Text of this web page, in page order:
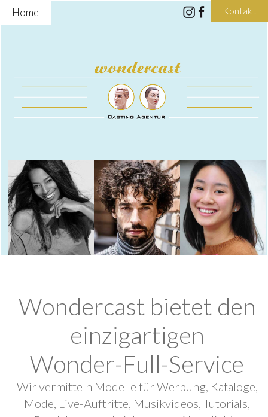
Home Kontakt
Wondercast bietet den
einzigartigen
Wonder-Full-Service
Wir vermitteln Modelle für Werbung, Kataloge,
Mode, Live-Auftritte, Musikvideos, Tutorials,